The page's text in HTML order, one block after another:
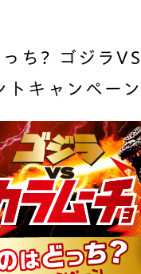
ち? ゴジラ
トキャンペーン